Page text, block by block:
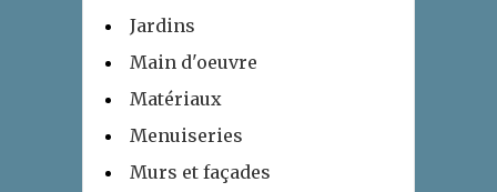
Jardins
Main d'oeuvre
Matériaux
Menuiseries
Murs et façades